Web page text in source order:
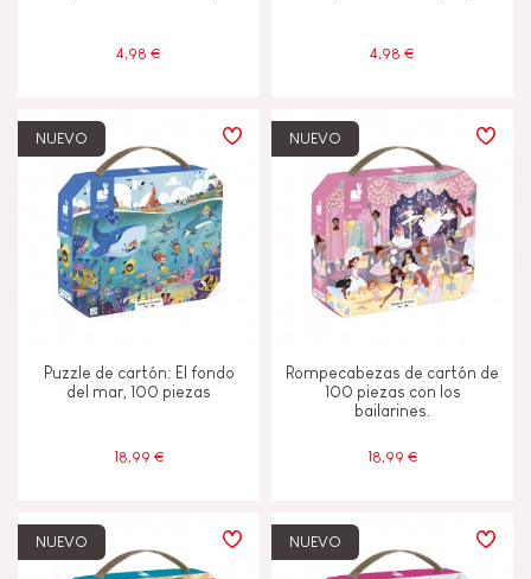
4,98 € 4,98 €
NUEVO
Puzzle de cartón: El fondo
del mar, 100 piezas
18,99 €
NUEVO
Rompecabezas de cartón de
100 piezas con los
bailarines.
18,99 €
NUEVO NUEVO